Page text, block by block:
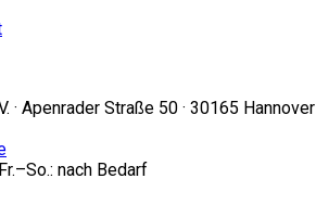
· Apenrader Straße 50 · 30165 Hannover
nach Bedarf